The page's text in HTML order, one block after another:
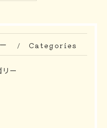
Categories
リー